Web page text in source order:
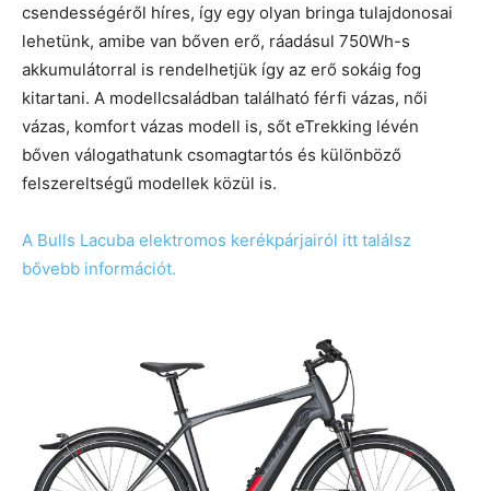
csendességéről híres, így egy olyan bringa tulajdonosai
lehetünk, amibe van bőven erő, ráadásul 750Wh-s
akkumulátorral is rendelhetjük így az erő sokáig fog
kitartani. A modellcsaládban található férfi vázas, női
vázas, komfort vázas modell is, sőt eTrekking lévén
bőven válogathatunk csomagtartós és különböző
felszereltségű modellek közül is.
A Bulls Lacuba elektromos kerékpárjairól itt találsz
bővebb információt.